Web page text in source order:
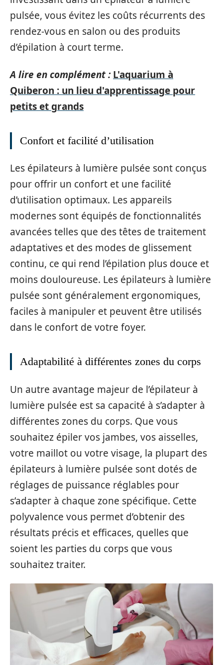
pulsée, vous évitez les coûts récurrents des
rendez-vous en salon ou des produits
d’épilation à court terme.
A lire en complément : L'aquarium à
Quiberon : un lieu d'apprentissage pour
petits et grands
Confort et facilité d’utilisation
Les épilateurs à lumière pulsée sont conçus
pour offrir un confort et une facilité
d’utilisation optimaux. Les appareils
modernes sont équipés de fonctionnalités
avancées telles que des têtes de traitement
adaptatives et des modes de glissement
continu, ce qui rend l’épilation plus douce et
moins douloureuse. Les épilateurs à lumière
pulsée sont généralement ergonomiques,
faciles à manipuler et peuvent être utilisés
dans le confort de votre foyer.
Adaptabilité à différentes zones du corps
Un autre avantage majeur de l’épilateur à
lumière pulsée est sa capacité à s’adapter à
différentes zones du corps. Que vous
souhaitez épiler vos jambes, vos aisselles,
votre maillot ou votre visage, la plupart des
épilateurs à lumière pulsée sont dotés de
réglages de puissance réglables pour
s’adapter à chaque zone spécifique. Cette
polyvalence vous permet d’obtenir des
résultats précis et efficaces, quelles que
soient les parties du corps que vous
souhaitez traiter.